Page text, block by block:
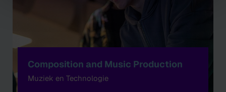
Composition and Music Production
Muziek en Technologie